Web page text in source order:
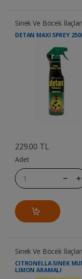
Sinek Ve Böcek İlaçları
DETAN MAXI SPREY
229.00 TL
Adet
Sinek Ve Böcek İlaçları
CITRONELLA SINEK
LIMON ARAMALI